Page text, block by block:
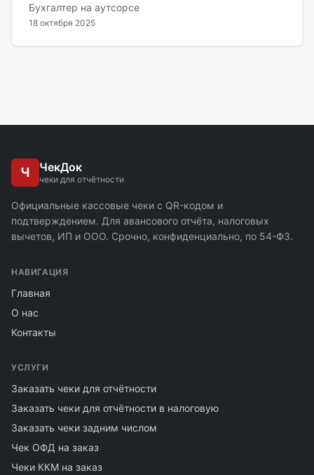
Бухгалтер на аутсорсе
18 октября 2025
Ч ЧекДок
чеки для отчётности
Официальные кассовые чеки с QR-кодом и
подтверждением. Для авансового отчёта, налоговых
вычетов, ИП и ООО. Срочно, конфиденциально, по 54-ФЗ.
НАВИГАЦИЯ
Главная
О нас
Контакты
УСЛУГИ
Заказать чеки для отчётности
Заказать чеки для отчётности в налоговую
Заказать чеки задним числом
Чек ОФД на заказ
Чеки ККМ на заказ